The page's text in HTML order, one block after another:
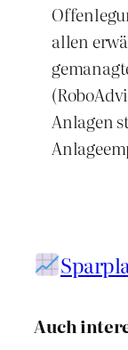
allen
Anlagen
Auch